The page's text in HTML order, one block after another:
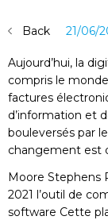
21/06/
Back
Aujourd’hui, la
compris le
factures
d’information et
bouleversés par
changement est
Moore Stephens
2021 l’outil de
software Cette